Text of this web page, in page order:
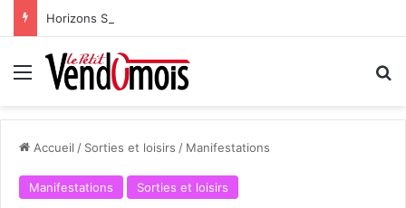
Horizons Sahel à l’heure du bilan
Menu
Accueil / Sorties et loisirs / Manifestations
Manifestations Sorties et loisirs